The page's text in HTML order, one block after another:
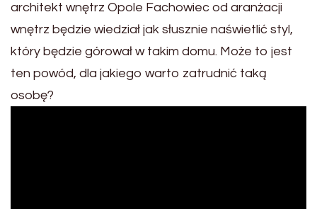
architekt wnętrz Opole Fachowiec od aranżacji
wnętrz będzie wiedział jak słusznie naświetlić styl,
który będzie górował w takim domu. Może to jest
ten powód, dla jakiego warto zatrudnić taką
osobę?